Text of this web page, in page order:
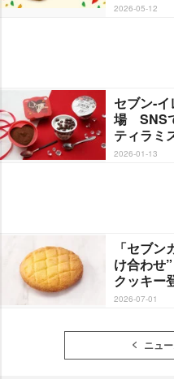
2026-05-12
セブン‐
場 SNS
ティラミ
2026-01-13
「セブ
け合わせ
クッキー
2026-07-01
ニュ